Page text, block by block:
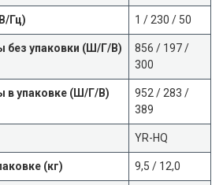
Гц) 1 / 230 / 50
без упаковки (Ш/Г/В)
856 / 197 /
300
в упаковке (Ш/Г/В)
952 / 283 /
389
YR-HQ
(кг) 9,5 / 12,0